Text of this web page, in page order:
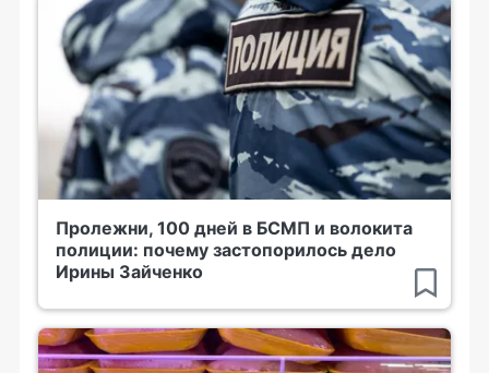
Пролежни, 100 дней в БСМП и волокита
полиции: почему застопорилось дело
Ирины Зайченко